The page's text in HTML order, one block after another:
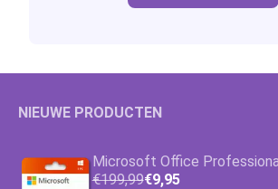
NIEUWE PRODUCTEN
Microsoft Office
€199,99€9,95